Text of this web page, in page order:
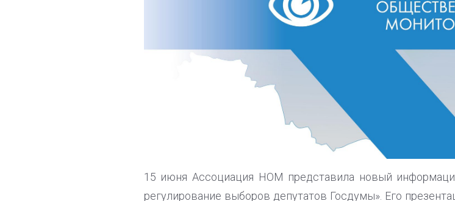
15 июня Ассоциация НОМ представила новый
регулирование выборов депутатов Госдумы». Его